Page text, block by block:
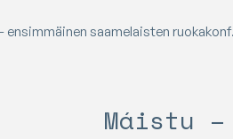
saamelaisten ruokakonferenssi
Máistu –